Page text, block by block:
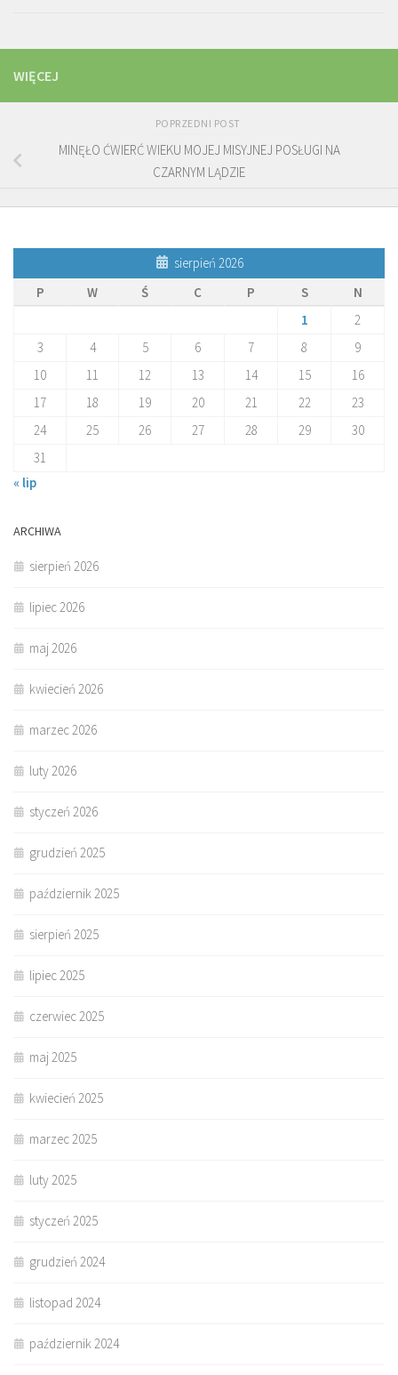
WIĘCEJ
POPRZEDNI POST
MINĘŁO ĆWIERĆ WIEKU MOJEJ MISYJNEJ POSŁUGI NA
CZARNYM LĄDZIE
sierpień 2026
P
W Ś C P S
N
1
2
3
4 5 6 7 8
9
10
11 12 13 14 15
16
17
18 19 20 21 22
23
24
25 26 27 28 29
30
31
« lip
ARCHIWA
sierpień 2026
lipiec 2026
maj 2026
kwiecień 2026
marzec 2026
luty 2026
styczeń 2026
grudzień 2025
październik 2025
sierpień 2025
lipiec 2025
czerwiec 2025
maj 2025
kwiecień 2025
marzec 2025
luty 2025
styczeń 2025
grudzień 2024
listopad 2024
październik 2024